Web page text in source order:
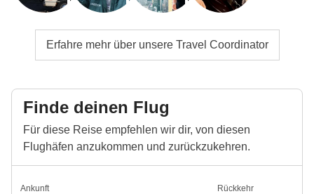
Erfahre mehr über unsere Travel Coordinator
Finde deinen Flug
Für diese Reise empfehlen wir dir, von diesen
Flughäfen anzukommen und zurückzukehren.
Ankunft Rückkehr